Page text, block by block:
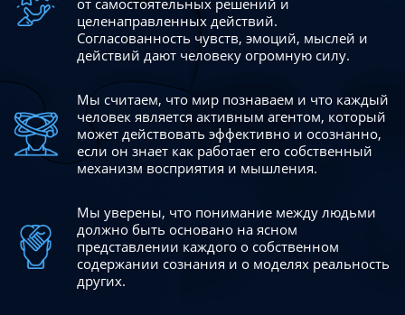
от самостоятельных решений и
целенаправленных действий.
Согласованность чувств, эмоций, мыслей и
действий дают человеку огромную силу.
Мы считаем, что мир познаваем и что каждый
человек является активным агентом, который
может действовать эффективно и осознанно,
если он знает как работает его собственный
механизм восприятия и мышления.
Мы уверены, что понимание между людьми
должно быть основано на ясном
представлении каждого о собственном
содержании сознания и о моделях реальность
других.